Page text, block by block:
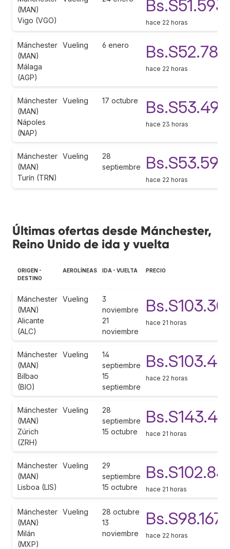
(MAN)
Vigo (VGO)
Bs.S51.593
hace 22 horas
Mánchester
(MAN)
Málaga
(AGP)
Vueling 6 enero Bs.S52.780
hace 22 horas
Mánchester
(MAN)
Nápoles
(NAP)
Vueling 17 octubre Bs.S53.496
hace 23 horas
Mánchester
(MAN)
Turín (TRN)
Vueling
28
septiembre
Bs.S53.591
hace 22 horas
Últimas ofertas desde Mánchester,
Reino Unido de ida y vuelta
ORIGEN -
DESTINO
AEROLÍNEAS IDA - VUELTA PRECIO
Mánchester
(MAN)
Alicante
(ALC)
Vueling
3
noviembre
21
noviembre
hace 21 horas
Mánchester
(MAN)
Bilbao
(BIO)
Vueling
14
septiembre
15
septiembre
hace 22 horas
Mánchester
(MAN)
Zúrich
(ZRH)
Vueling
28
septiembre
15 octubre
hace 21 horas
Mánchester
(MAN)
Lisboa (LIS)
Vueling
29
septiembre
15 octubre
hace 21 horas
Mánchester
(MAN)
Milán
(MXP)
Vueling
28 octubre
13
noviembre
Bs.S98.167
hace 22 horas